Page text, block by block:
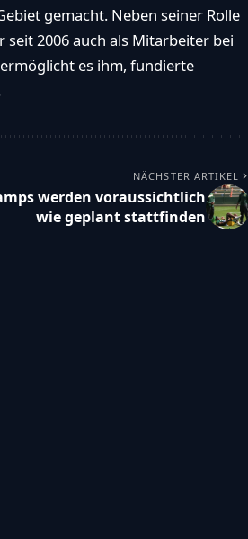
gemacht. Neben seiner Rolle
seit 2006 auch als Mitarbeiter bei
es ihm, fundierte
NÄCHSTER ARTIKEL
werden voraussichtlich
wie geplant stattfinden